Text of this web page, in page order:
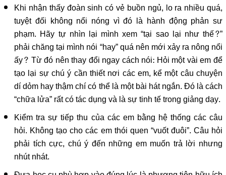
Khi nhận thấy đoàn sinh có vẻ buồn ngủ, lo ra nhiều quá,
tuyệt đối không nổi nóng vì đó là hành động phản sư
phạm. Hãy tự nhìn lại mình xem “tại sao lại như thế?”
phải chăng tại mình nói “hay” quá nên mới xảy ra nông nổi
ấy? Từ đó nên thay đổi ngay cách nói: Hỏi một vài em để
tạo lại sự chú ý cần thiết nơi các em, kể một câu chuyện
dí dỏm hay thậm chí có thể là một bài hát ngắn. Đó là cách
“chữa lửa” rất có tác dụng và là sự tinh tế trong giảng dạy.
Kiểm tra sự tiếp thu của các em bằng hệ thống các câu
hỏi. Không tạo cho các em thói quen “vuốt đuôi”. Câu hỏi
phải tích cực, chú ý đến những em muốn trả lời nhưng
nhút nhát.